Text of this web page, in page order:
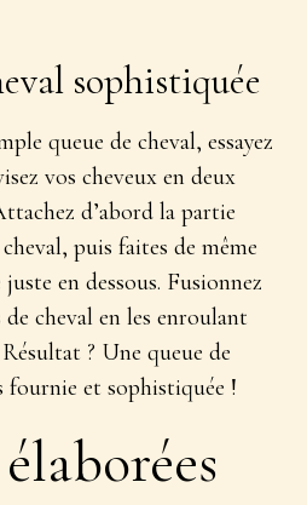
sophistiquée
queue de cheval, essayez
vos cheveux en deux
d’abord la partie
puis faites de même
en dessous. Fusionnez
cheval en les enroulant
? Une queue de
fournie et sophistiquée !